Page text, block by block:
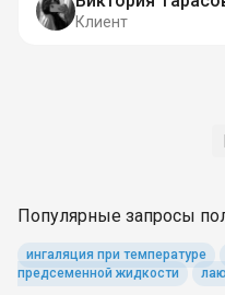
Клиент
Популярные запросы
ингаляция при температуре
предсеменной жидкости